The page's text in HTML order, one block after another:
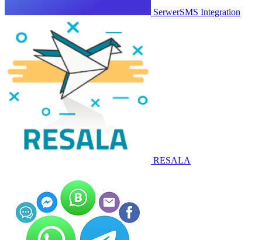
SerwerSMS Integration
RESALA